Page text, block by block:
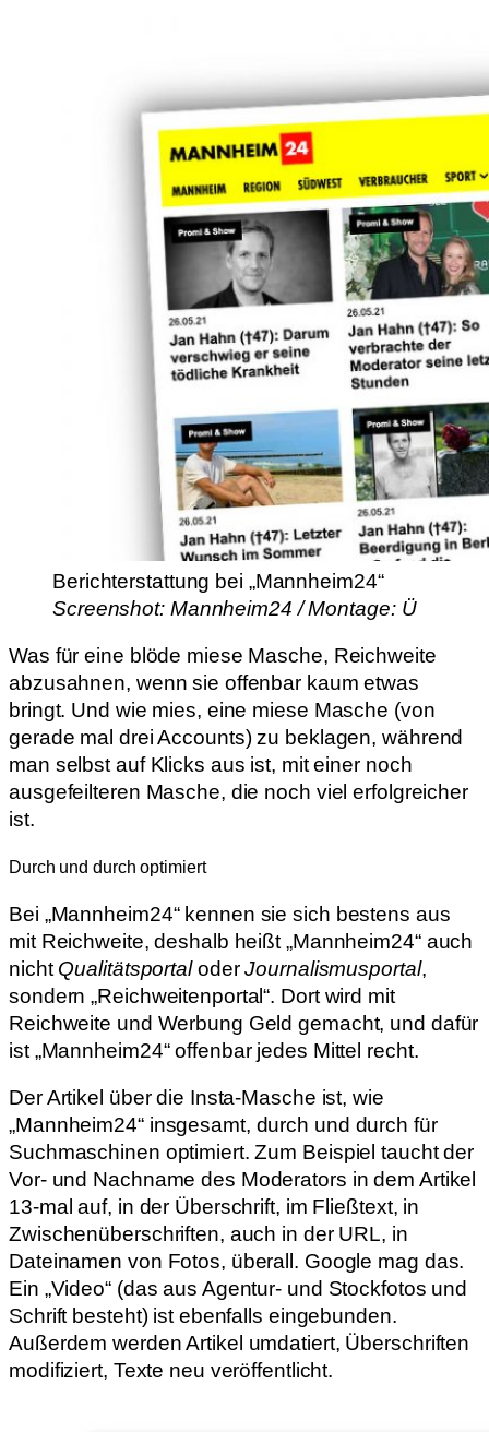
Berichterstattung bei „Mannheim24“
Screenshot: Mannheim24 / Montage: Ü
Was für eine blöde miese Masche, Reichweite
abzusahnen, wenn sie offenbar kaum etwas
bringt. Und wie mies, eine miese Masche (von
gerade mal drei Accounts) zu beklagen, während
man selbst auf Klicks aus ist, mit einer noch
ausgefeilteren Masche, die noch viel erfolgreicher
ist.
Durch und durch optimiert
Bei „Mannheim24“ kennen sie sich bestens aus
mit Reichweite, deshalb heißt „Mannheim24“ auch
nicht Qualitäts­portaloderJournalismusportal,
sondern „Reichweitenportal“. Dort wird mit
Reichweite und Werbung Geld gemacht, und dafür
ist „Mannheim24“ offenbar jedes Mittel recht.
Der Artikel über die Insta-Masche ist, wie
„Mannheim24“ insgesamt, durch und durch für
Suchmaschinen optimiert. Zum Beispiel taucht der
Vor- und Nachname des Moderators in dem Artikel
13-mal auf, in der Überschrift, im Fließtext, in
Zwischenüberschriften, auch in der URL, in
Dateinamen von Fotos, überall. Google mag das.
Ein „Video“ (das aus Agentur- und Stockfotos und
Schrift besteht) ist ebenfalls eingebunden.
Außerdem werden Artikel umdatiert, Überschriften
modifiziert, Texte neu veröffentlicht.